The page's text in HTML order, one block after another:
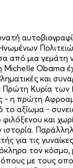
από μια γεμάτη
Obama
και
Πρώτη Κυρία
- η πρώτη
το αξίωμα -
φιλόξενου και
ιστορία.
για τις
τον
με τους